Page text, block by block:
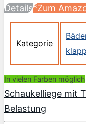
Details*Zum
Kategorie
In vielen Farben möglich
Schaukelliege mit
Belastung